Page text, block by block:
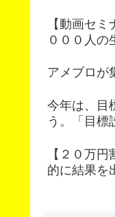
【動画セ
０００人の
アメブロが
今年は、目
う。「目標
【２０万
的に結果を